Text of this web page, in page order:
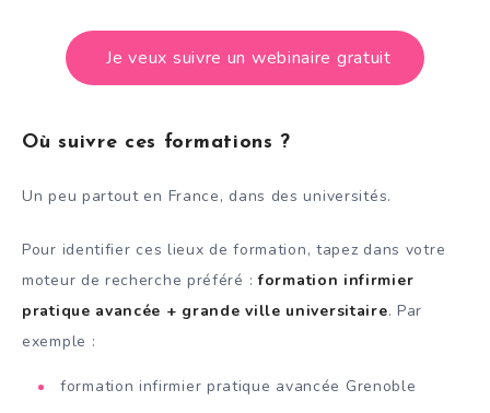
Je veux suivre un webinaire gratuit
Où suivre ces formations ?
Un peu partout en France, dans des universités.
Pour identifier ces lieux de formation, tapez dans votre
moteur de recherche préféré :formation infirmier
pratique avancée + grande ville universitaire. Par
exemple :
formation infirmier pratique avancée Grenoble